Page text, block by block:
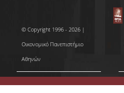
© Copyright 1996 - 2026 |
Οικονομικό Πανεπιστήμιο
Αθηνών